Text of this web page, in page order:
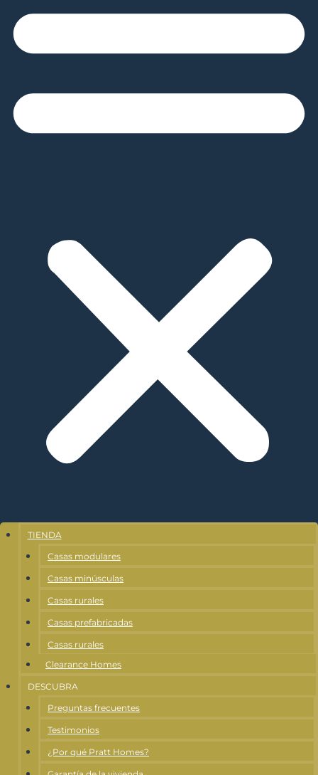
TIENDA
Casas modulares
Casas minúsculas
Casas rurales
Casas prefabricadas
Casas rurales
Clearance Homes
DESCUBRA
Preguntas frecuentes
Testimonios
¿Por qué Pratt Homes?